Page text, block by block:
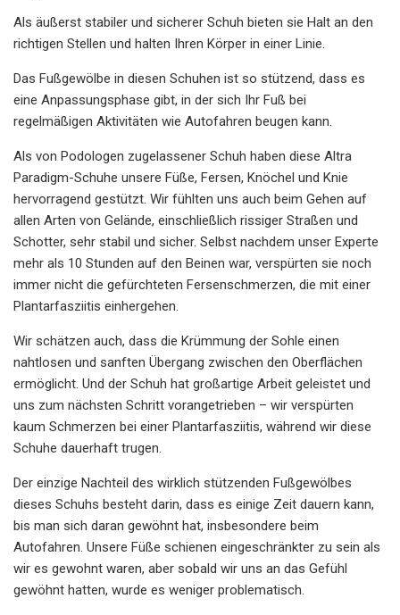
Als äußerst stabiler und sicherer Schuh bieten sie Halt an den
richtigen Stellen und halten Ihren Körper in einer Linie.
Das Fußgewölbe in diesen Schuhen ist so stützend, dass es
eine Anpassungsphase gibt, in der sich Ihr Fuß bei
regelmäßigen Aktivitäten wie Autofahren beugen kann.
Als von Podologen zugelassener Schuh haben diese Altra
Paradigm-Schuhe unsere Füße, Fersen, Knöchel und Knie
hervorragend gestützt. Wir fühlten uns auch beim Gehen auf
allen Arten von Gelände, einschließlich rissiger Straßen und
Schotter, sehr stabil und sicher. Selbst nachdem unser Experte
mehr als 10 Stunden auf den Beinen war, verspürten sie noch
immer nicht die gefürchteten Fersenschmerzen, die mit einer
Plantarfasziitis einhergehen.
Wir schätzen auch, dass die Krümmung der Sohle einen
nahtlosen und sanften Übergang zwischen den Oberflächen
ermöglicht. Und der Schuh hat großartige Arbeit geleistet und
uns zum nächsten Schritt vorangetrieben – wir verspürten
kaum Schmerzen bei einer Plantarfasziitis, während wir diese
Schuhe dauerhaft trugen.
Der einzige Nachteil des wirklich stützenden Fußgewölbes
dieses Schuhs besteht darin, dass es einige Zeit dauern kann,
bis man sich daran gewöhnt hat, insbesondere beim
Autofahren. Unsere Füße schienen eingeschränkter zu sein als
wir es gewohnt waren, aber sobald wir uns an das Gefühl
gewöhnt hatten, wurde es weniger problematisch.